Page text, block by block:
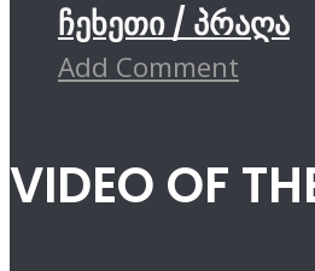
ჩეხეთი / პრაღა
Add Comment
VIDEO OF